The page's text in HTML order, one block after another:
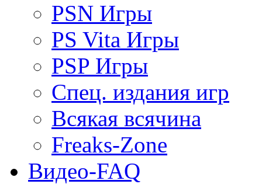
PSN Игры
PS Vita Игры
PSP Игры
Спец. издания игр
Всякая всячина
Freaks-Zone
Видео-FAQ